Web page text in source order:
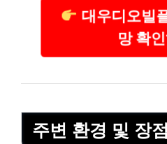
대우디오빌
망 확
주변 환경 및 장점